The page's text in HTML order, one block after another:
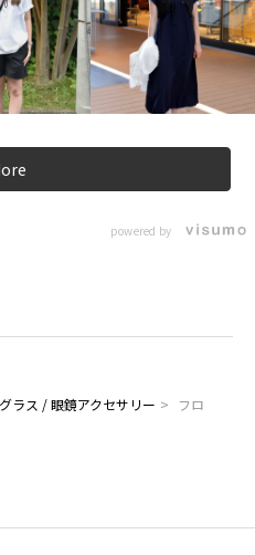
powered by
ラス / 眼鏡アクセサリー > フロ